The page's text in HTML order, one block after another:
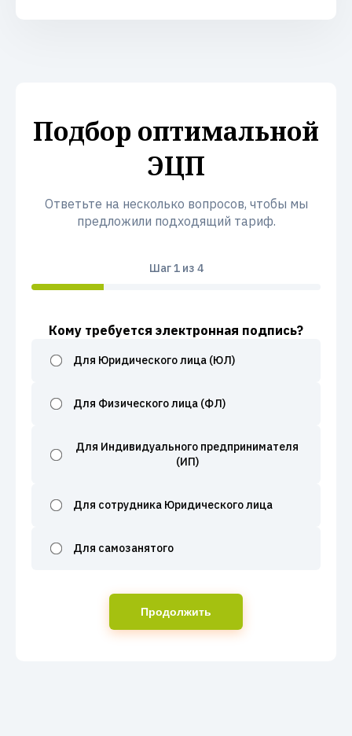
Подбор оптимальной
ЭЦП
Ответьте на несколько вопросов, чтобы мы
предложили подходящий тариф.
Шаг1из 4
Кому требуется электронная подпись?
Для Юридического лица (ЮЛ)
Для Физического лица (ФЛ)
Для Индивидуального предпринимателя
(ИП)
Для сотрудника Юридического лица
Для самозанятого
Продолжить